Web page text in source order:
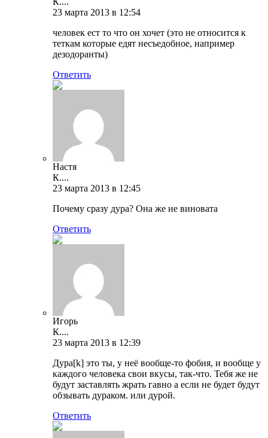
23 марта 2013 в 12:54
человек ест то что он хочет (это не относится к
теткам которые едят несъедобное, например
дезодоранты)
Ответить
Настя
К....
23 марта 2013 в 12:45
Почему сразу дура? Она же не виновата
Ответить
Игорь
К....
23 марта 2013 в 12:39
Дура[k] это ты, у неё вообще-то фобия, и вообще у
каждого человека свои вкусы, так-что. Тебя же не
будут заставлять жрать гавно а если не будет будут
обзывать дураком. или дурой.
Ответить